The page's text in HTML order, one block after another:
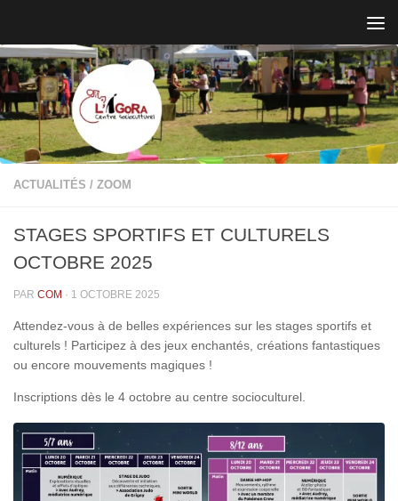
ACTUALITÉS / ZOOM
STAGES SPORTIFS ET CULTURELS
OCTOBRE 2025
PAR COM · 1 OCTOBRE 2025
Attendez-vous à de belles expériences sur les stages sportifs et
culturels ! Participez à des jeux enchantés, créations fantastiques
ou encore mouvements magiques !
Inscriptions dès le 4 octobre au centre socioculturel.